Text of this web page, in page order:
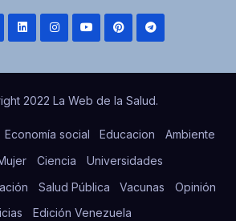
2022 La Web de la Salud.
Economía social Educacion
Ambiente
Ciencia
Universidades
Salud Pública Vacunas
Opinión
Edición Venezuela